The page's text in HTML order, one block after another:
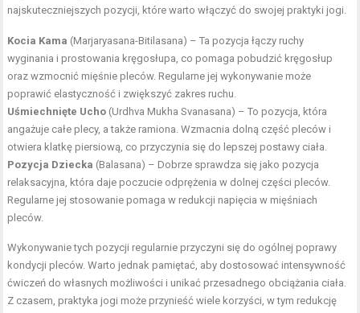
najskuteczniejszych pozycji, które warto włączyć do swojej praktyki jogi.
Kocia Kama (Marjaryasana-Bitilasana) – Ta pozycja łączy ruchy
wyginania i prostowania kręgosłupa, co pomaga pobudzić kręgosłup
oraz wzmocnić mięśnie pleców. Regularne jej wykonywanie może
poprawić elastyczność i zwiększyć zakres ruchu.
Uśmiechnięte Ucho (Urdhva Mukha Svanasana) – To pozycja, która
angażuje całe plecy, a także ramiona. Wzmacnia dolną część pleców i
otwiera klatkę piersiową, co przyczynia się do lepszej postawy ciała.
Pozycja Dziecka (Balasana) – Dobrze sprawdza się jako pozycja
relaksacyjna, która daje poczucie odprężenia w dolnej części pleców.
Regularne jej stosowanie pomaga w redukcji napięcia w mięśniach
pleców.
Wykonywanie tych pozycji regularnie przyczyni się do ogólnej poprawy
kondycji pleców. Warto jednak pamiętać, aby dostosować intensywność
ćwiczeń do własnych możliwości i unikać przesadnego obciążania ciała.
Z czasem, praktyka jogi może przynieść wiele korzyści, w tym redukcję